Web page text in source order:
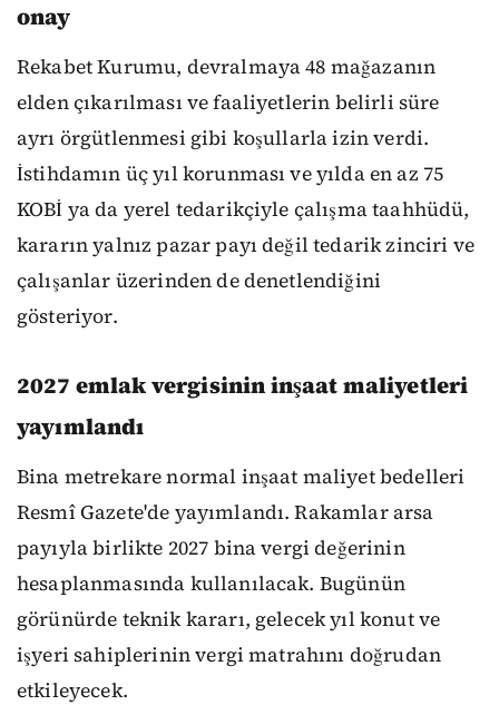
onay
Rekabet Kurumu, devralmaya 48 mağazanın
elden çıkarılması ve faaliyetlerin belirli süre
ayrı örgütlenmesi gibi koşullarla izin verdi.
İstihdamın üç yıl korunması ve yılda en az 75
KOBİ ya da yerel tedarikçiyle çalışma taahhüdü,
kararın yalnız pazar payı değil tedarik zinciri ve
çalışanlar üzerinden de denetlendiğini
gösteriyor.
2027 emlak vergisinin inşaat maliyetleri
yayımlandı
Bina metrekare normal inşaat maliyet bedelleri
Resmî Gazete'de yayımlandı. Rakamlar arsa
payıyla birlikte 2027 bina vergi değerinin
hesaplanmasında kullanılacak. Bugünün
görünürde teknik kararı, gelecek yıl konut ve
işyeri sahiplerinin vergi matrahını doğrudan
etkileyecek.